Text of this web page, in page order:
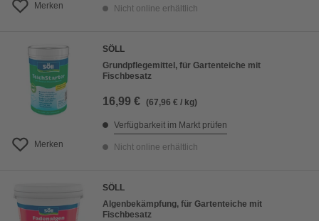
Merken Nicht online erhältlich
Merken
SÖLL
Grundpflegemittel, für Gartenteiche mit
Fischbesatz
16,99 € (67,96 € / kg)
Verfügbarkeit im Markt prüfen
Nicht online erhältlich
SÖLL
Algenbekämpfung, für Gartenteiche mit
Fischbesatz